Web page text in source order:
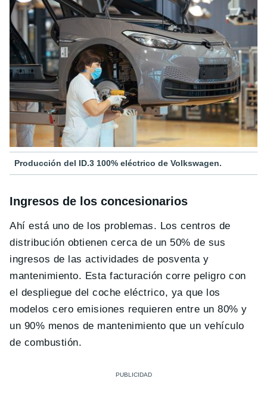
Producción del ID.3 100% eléctrico de Volkswagen.
Ingresos de los concesionarios
Ahí está uno de los problemas. Los centros de
distribución obtienen cerca de un 50% de sus
ingresos de las actividades de posventa y
mantenimiento. Esta facturación corre peligro con
el despliegue del coche eléctrico, ya que los
modelos cero emisiones requieren entre un 80% y
un 90% menos de mantenimiento que un vehículo
de combustión.